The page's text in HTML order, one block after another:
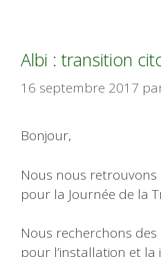
Albi : transition
16 septembre 2017
Bonjour,
Nous nous
pour la Journée de la
Nous recherchons
pour l’installation et